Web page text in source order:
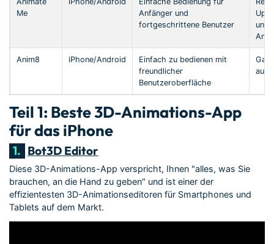
Me
Anfänger und
fortgeschrittene Benutzer
Anim8 iPhone/Android
Einfach zu bedienen mit
freundlicher
Benutzeroberfläche
auf
Teil 1: Beste 3D-Animations-App
für das iPhone
1. Bot3D Editor
Diese 3D-Animations-App verspricht, Ihnen "alles, was Sie
brauchen, an die Hand zu geben" und ist einer der
effizientesten 3D-Animationseditoren für Smartphones und
Tablets auf dem Markt.